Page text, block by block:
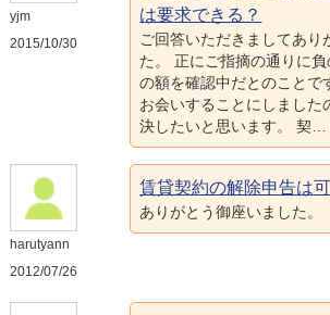
yjm
2015/10/30
は要求できる？
ご回答いただきましてあり
た。 正にご指摘の通りに
の額を確認中だとのことで
お会いすることにしました
決したいと思います。 契…
harutyann
2012/07/26
賃貸契約の解除申告は
ありがとう御座いました。